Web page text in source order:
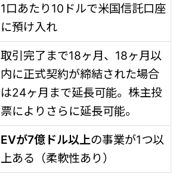
1口あたり10ドルで米国信託口座
に預け入れ
取引完了まで18ヶ月、18ヶ月以
内に正式契約が締結された場合
は24ヶ月まで延長可能。株主投
票によりさらに延長可能。
EVが7億ドル以上の事業が1つ以
上ある（柔軟性あり）